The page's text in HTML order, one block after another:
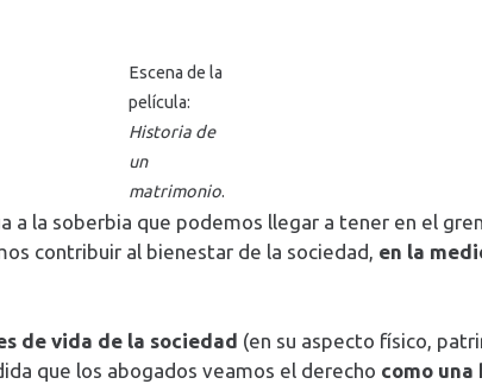
Escena de la
película:
Historia de
un
matrimonio.
a la soberbia que podemos llegar a tener en el
contribuir al bienestar de la sociedad, en la
de vida de la sociedad (en su aspecto físico,
que los abogados veamos el derecho como